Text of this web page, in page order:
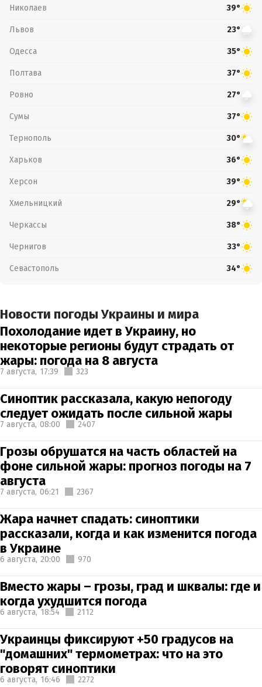
Николаев 39°
Львов 23°
Одесса 35°
Полтава 37°
Ровно 27°
Сумы 37°
Тернополь 30°
Харьков 36°
Херсон 39°
Хмельницкий 29°
Черкассы 38°
Чернигов 33°
Севастополь 34°
Новости погоды Украины и мира
Похолодание идет в Украину, но
некоторые регионы будут страдать от
жары: погода на 8 августа
7 августа, 17:39 323
Синоптик рассказала, какую непогоду
следует ожидать после сильной жары
7 августа, 08:00 2407
Грозы обрушатся на часть областей на
фоне сильной жары: прогноз погоды на 7
августа
7 августа, 06:21 2367
Жара начнет спадать: синоптики
рассказали, когда и как изменится погода
в Украине
6 августа, 20:00 970
Вместо жары – грозы, град и шквалы: где и
когда ухудшится погода
6 августа, 18:54 2112
Украинцы фиксируют +50 градусов на
"домашних" термометрах: что на это
говорят синоптики
6 августа, 16:46 2272